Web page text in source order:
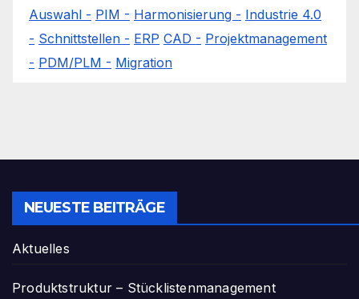
Auswahl - PIM - Harmonisierung - Industrie 4.0
- Schnittstellen - ERP CAD - Projektmanagement
- PDM/PLM - Migration
NEUESTE BEITRÄGE
Aktuelles
Produktstruktur – Stücklistenmanagement